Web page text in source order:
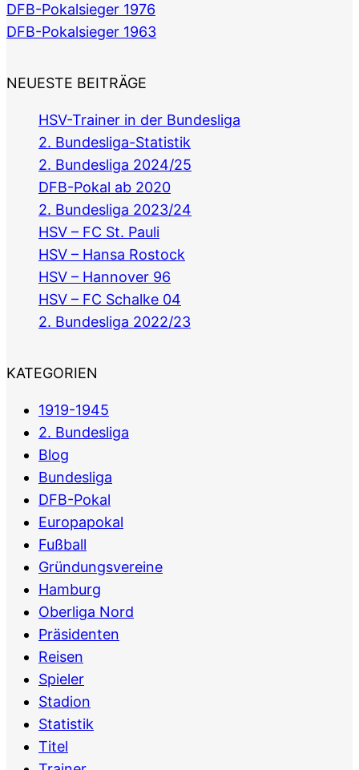
DFB-Pokalsieger 1976
DFB-Pokalsieger 1963
NEUESTE BEITRÄGE
HSV-Trainer in der Bundesliga
2. Bundesliga-Statistik
2. Bundesliga 2024/25
DFB-Pokal ab 2020
2. Bundesliga 2023/24
HSV – FC St. Pauli
HSV – Hansa Rostock
HSV – Hannover 96
HSV – FC Schalke 04
2. Bundesliga 2022/23
KATEGORIEN
1919-1945
2. Bundesliga
Blog
Bundesliga
DFB-Pokal
Europapokal
Fußball
Gründungsvereine
Hamburg
Oberliga Nord
Präsidenten
Reisen
Spieler
Stadion
Statistik
Titel